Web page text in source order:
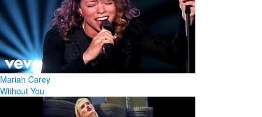
Mariah Carey
Without You